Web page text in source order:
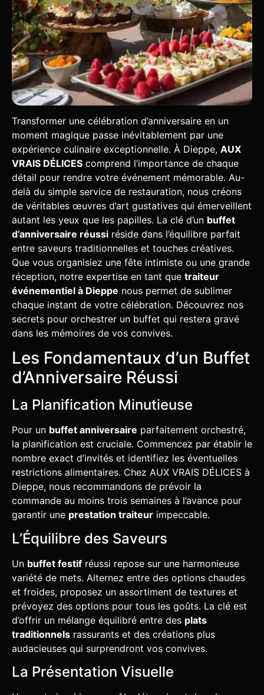
Transformer une célébration d’anniversaire en un
moment magique passe inévitablement par une
expérience culinaire exceptionnelle. À Dieppe, AUX
VRAIS DÉLICES comprend l’importance de chaque
détail pour rendre votre événement mémorable. Au-
delà du simple service de restauration, nous créons
de véritables œuvres d’art gustatives qui émerveillent
autant les yeux que les papilles. La clé d’un buffet
d’anniversaire réussi réside dans l’équilibre parfait
entre saveurs traditionnelles et touches créatives.
Que vous organisiez une fête intimiste ou une grande
réception, notre expertise en tant que traiteur
événementiel à Dieppe nous permet de sublimer
chaque instant de votre célébration. Découvrez nos
secrets pour orchestrer un buffet qui restera gravé
dans les mémoires de vos convives.
Les Fondamentaux d’un Buffet
d’Anniversaire Réussi
La Planification Minutieuse
Pour un buffet anniversaire parfaitement orchestré,
la planification est cruciale. Commencez par établir le
nombre exact d’invités et identifiez les éventuelles
restrictions alimentaires. Chez AUX VRAIS DÉLICES à
Dieppe, nous recommandons de prévoir la
commande au moins trois semaines à l’avance pour
garantir une prestation traiteur impeccable.
L’Équilibre des Saveurs
Un buffet festif réussi repose sur une harmonieuse
variété de mets. Alternez entre des options chaudes
et froides, proposez un assortiment de textures et
prévoyez des options pour tous les goûts. La clé est
d’offrir un mélange équilibré entre des plats
traditionnels rassurants et des créations plus
audacieuses qui surprendront vos convives.
La Présentation Visuelle